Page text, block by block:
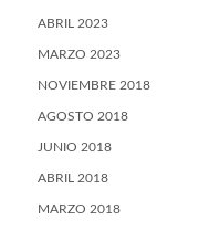
ABRIL 2023
MARZO 2023
NOVIEMBRE 2018
AGOSTO 2018
JUNIO 2018
ABRIL 2018
MARZO 2018